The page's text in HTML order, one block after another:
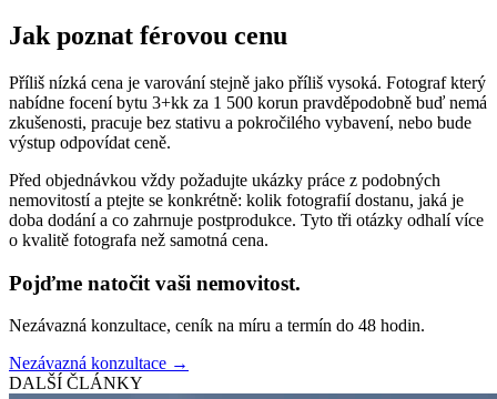
Jak poznat férovou cenu
Příliš nízká cena je varování stejně jako příliš vysoká. Fotograf který
nabídne focení bytu 3+kk za 1 500 korun pravděpodobně buď nemá
zkušenosti, pracuje bez stativu a pokročilého vybavení, nebo bude
výstup odpovídat ceně.
Před objednávkou vždy požadujte ukázky práce z podobných
nemovitostí a ptejte se konkrétně: kolik fotografií dostanu, jaká je
doba dodání a co zahrnuje postprodukce. Tyto tři otázky odhalí více
o kvalitě fotografa než samotná cena.
Pojďme natočit vaši nemovitost.
Nezávazná konzultace, ceník na míru a termín do 48 hodin.
Nezávazná konzultace →
DALŠÍ ČLÁNKY